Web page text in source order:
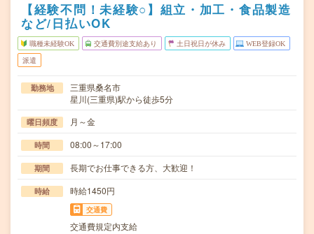
【経験不問！未経験○】組立・加工・食品製造
など/日払いOK
職種未経験OK 交通費別途支給あり 土日祝日が休み WEB登録OK
派遣
勤務地
三重県桑名市
星川(三重県)駅から徒歩5分
曜日頻度 月～金
時間 08:00～17:00
期間 長期でお仕事できる方、大歓迎！
時給 時給1450円
交通費
交通費規定内支給